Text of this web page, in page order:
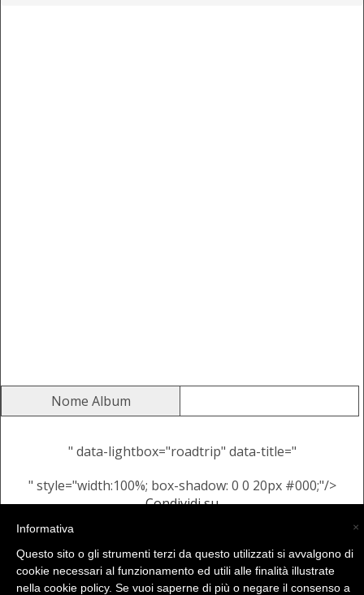
Nome Album
" data-lightbox="roadtrip" data-title="
" style="width:100%; box-shadow: 0 0 20px #000;"/>
Condividi su
Alcune Immagini Casuali dallo
stesso Album
×
Informativa
Questo sito o gli strumenti terzi da questo utilizzati si avvalgono di
cookie necessari al funzionamento ed utili alle finalità illustrate
nella cookie policy. Se vuoi saperne di più o negare il consenso a